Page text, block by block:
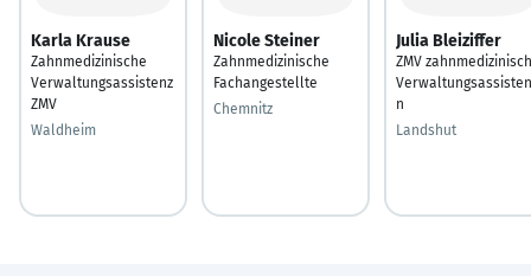
Karla Krause
Zahnmedizinische
Verwaltungsassistenz
ZMV
Waldheim
Nicole Steiner
Zahnmedizinische
Fachangestellte
Chemnitz
Julia Bleiziffer
ZMV
n
Landshut